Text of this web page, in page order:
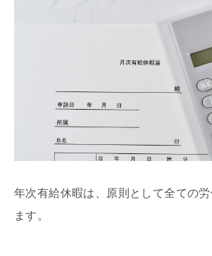
年次有給休暇は、原則として全ての
ます。